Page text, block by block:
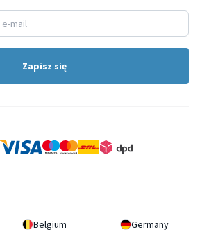
Zapisz się
Belgium Germany